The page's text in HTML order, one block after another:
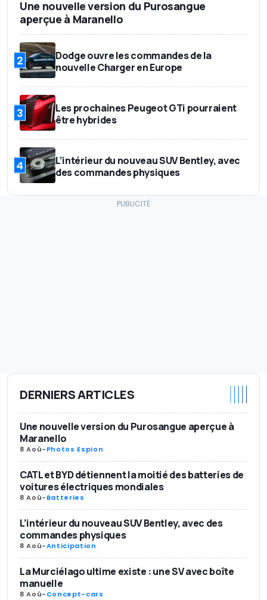
Une nouvelle version du Purosangue
aperçue à Maranello
2
Dodge ouvre les commandes de la
nouvelle Charger en Europe
3
Les prochaines Peugeot GTi pourraient
être hybrides
4
L’intérieur du nouveau SUV Bentley, avec
des commandes physiques
DERNIERS ARTICLES
Une nouvelle version du Purosangue aperçue à
Maranello
8 Aoû-Photos Espion
CATL et BYD détiennent la moitié des batteries de
voitures électriques mondiales
8 Aoû-Batteries
L’intérieur du nouveau SUV Bentley, avec des
commandes physiques
8 Aoû-Anticipation
La Murciélago ultime existe : une SV avec boîte
manuelle
8 Aoû-Concept-cars